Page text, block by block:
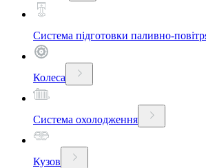
Система підготовки паливно-
Колеса
Система охолодження
Кузов